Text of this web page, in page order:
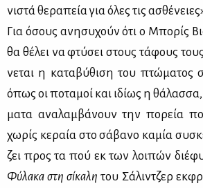
νι­στά θε­ρα­πεία για όλες τις
Για όσους ανη­συ­χούν ότι ο Μπο­ρίς
θα θέ­λει να φτύ­σει στους τά­φους
νε­ται η κα­τα­βύ­θι­ση του πτώ­μα­τος
όπως οι πο­τα­μοί και ιδί­ως η
μα­τα ανα­λαμ­βά­νουν την πο­ρεία
χω­ρίς κε­ραία στο σά­βα­νο κα­μία
ζει προς τα πού εκ των λοι­πών
Φύ­λα­κα στη σί­κα­λη του Σά­λιν­τζερ